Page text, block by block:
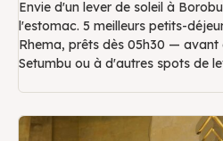
Envie d'un lever de soleil à
l'estomac. 5 meilleurs petits-
Rhema, prêts dès 05h30 — avant
Setumbu ou à d'autres spots de